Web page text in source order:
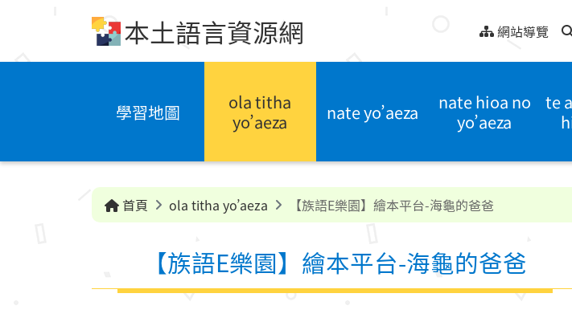
本土語言資源網 網站導覽
學習地圖
ola titha
yo’aeza
nate yo’aeza
nate hioa no
yo’aeza
te
首頁 ola titha yo’aeza 【族語E樂園】繪本平台-海龜的爸爸
【族語E樂園】繪本平台-海龜的爸爸